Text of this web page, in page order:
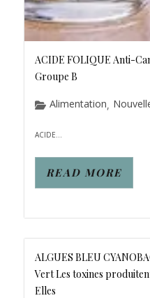
ACIDE FOLIQUE Anti-
Groupe B
Alimentation,
ACIDE...
READ MORE
ALGUES BLEU
Vert Les toxines
Elles